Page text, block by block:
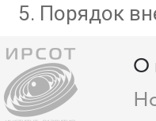
Порядок
О